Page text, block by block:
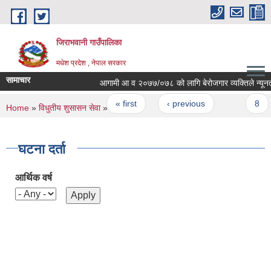
Skip to main content
जिराभवानी गाउँपालिका
मधेश प्रदेश , नेपाल सरकार
सामाचार आगामी आ व २०७७/०७८ को लागि बेरोजगार व्यक्तिले न्यूनतम
Pages
« first ‹ previous
You are here
Home » विधुतीय शुसासन सेवा» घटना दर्ता
घटना दर्ता
आर्थिक वर्ष